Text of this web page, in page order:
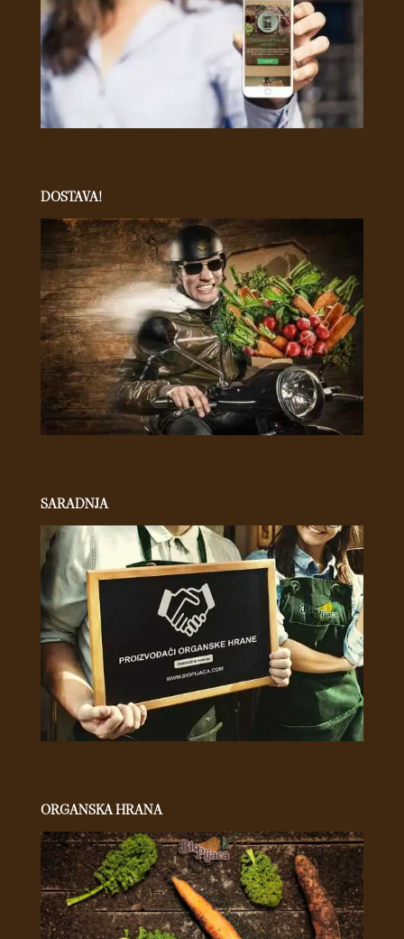
DOSTAVA!
SARADNJA
ORGANSKA HRANA